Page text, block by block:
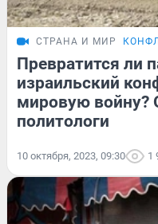
СТРАНА И МИР
Превратится ли
израильский
мировую войну?
политологи
10 октября, 2023, 09:30 1